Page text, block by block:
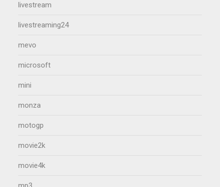
livestream
livestreaming24
mevo
microsoft
mini
monza
motogp
movie2k
movie4k